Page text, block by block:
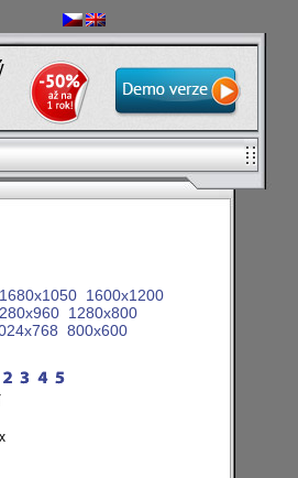
1680x1050 1600x1200
1280x800
800x600